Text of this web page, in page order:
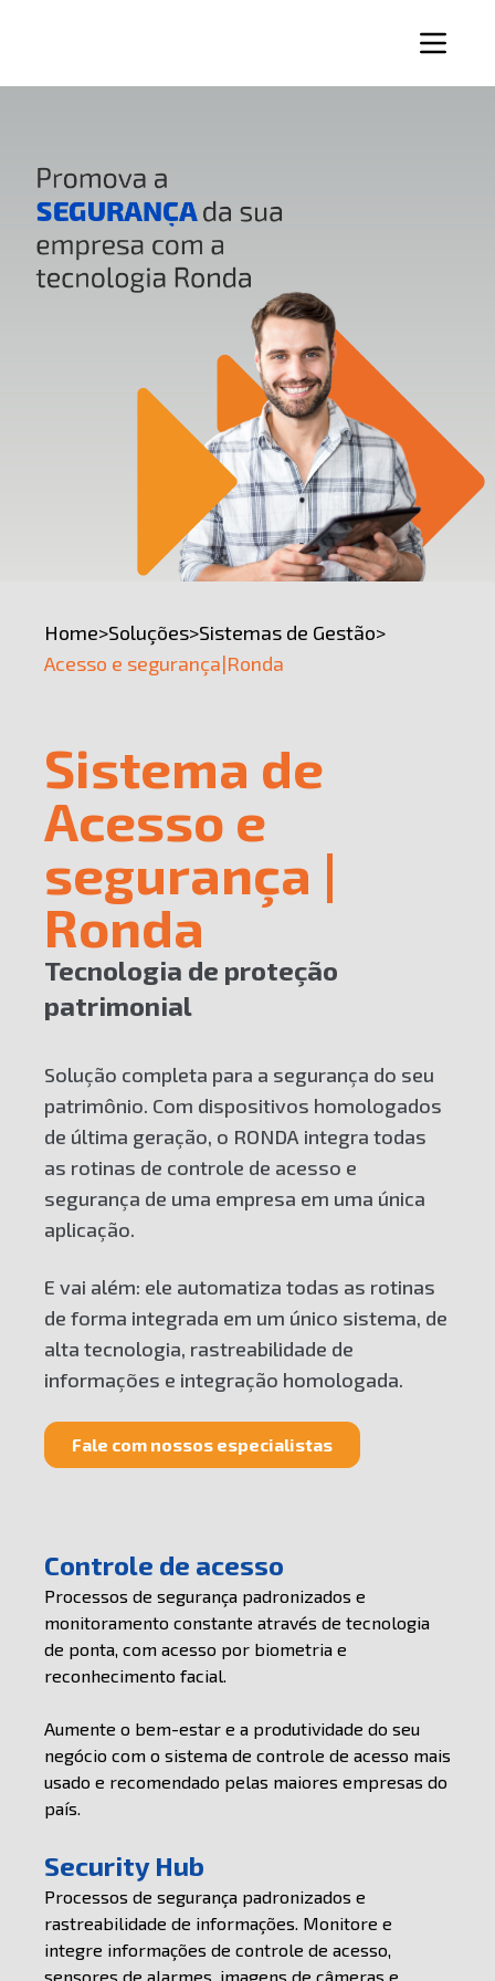
Home>Soluções>Sistemas de Gestão>
Acesso e segurança|Ronda
Sistema de
Acesso e
segurança |
Ronda
Tecnologia de proteção
patrimonial
Solução completa para a segurança do seu
patrimônio. Com dispositivos homologados
de última geração, o RONDA integra todas
as rotinas de controle de acesso e
segurança de uma empresa em uma única
aplicação.
E vai além: ele automatiza todas as rotinas
de forma integrada em um único sistema, de
alta tecnologia, rastreabilidade de
informações e integração homologada.
Fale com nossos especialistas
Controle de acesso
Processos de segurança padronizados e
monitoramento constante através de tecnologia
de ponta, com acesso por biometria e
reconhecimento facial.
Aumente o bem-estar e a produtividade do seu
negócio com o sistema de controle de acesso mais
usado e recomendado pelas maiores empresas do
país.
Security Hub
Processos de segurança padronizados e
rastreabilidade de informações. Monitore e
integre informações de controle de acesso,
sensores de alarmes, imagens de câmeras e